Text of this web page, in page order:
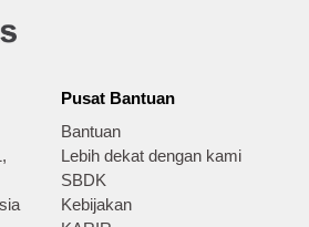
Pusat Bantuan
Bantuan
Lebih dekat dengan kami
SBDK
Kebijakan